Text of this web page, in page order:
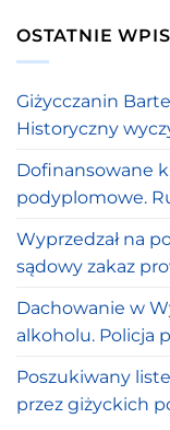
OSTATNIE
Giżycczanin
Historyczny
Dofinansowane
podyplomowe.
Wyprzedzał na
sądowy zakaz
Dachowanie w
alkoholu. Policja
Poszukiwany
przez giżyckich